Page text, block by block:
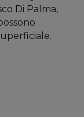
Di Palma,